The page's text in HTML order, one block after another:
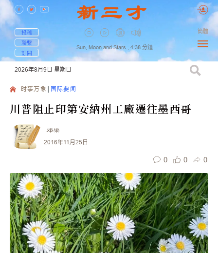
投稿
聯繫
訂閱
Sun, Moon and Stars , 4:38 分鐘
簡體
2026年8月9日 星期日
时事万象 国际要闻
川普阻止印第安納州工廠遷往墨西哥
邓梁
2016年11月25日
0 0 0